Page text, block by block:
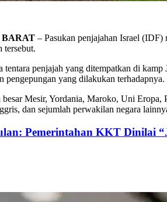
BARAT – Pasukan penjajahan Israel
tersebut.
penjajah yang ditempatkan di
pengepungan yang dilakukan terhadapnya.
besar Mesir, Yordania, Maroko, Uni
dan sejumlah perwakilan negara
Pemerintahan KKT Dinilai